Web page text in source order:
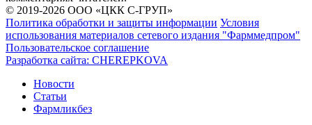
© 2019-2026 ООО «ЦКК С-ГРУП»
Политика обработки и защиты информации Условия
использования материалов сетевого издания "Фарммедпром"
Пользовательское соглашение
Разработка сайта: CHEREPKOVA
Новости
Статьи
Фармликбез